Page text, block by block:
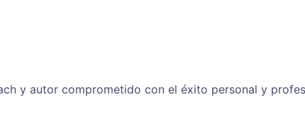
y autor comprometido con el éxito personal y